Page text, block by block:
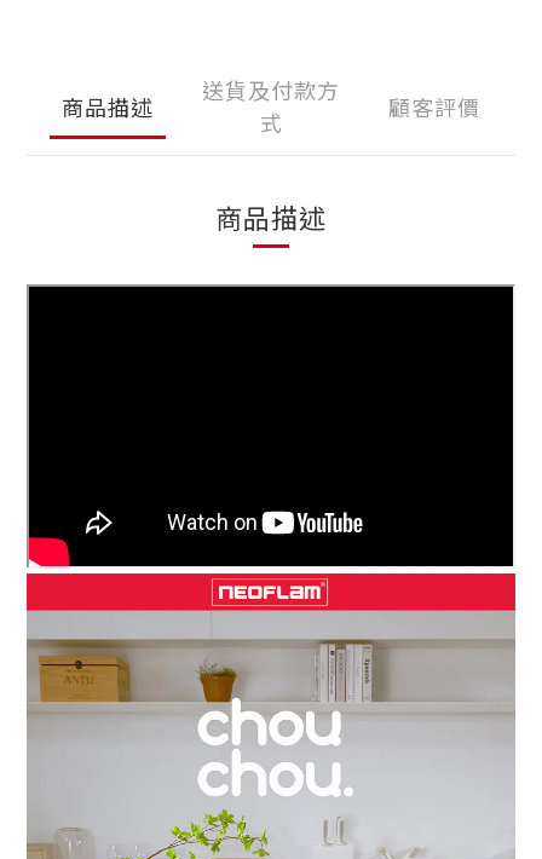
商品描述
送貨及付款方
式
顧客評價
商品描述